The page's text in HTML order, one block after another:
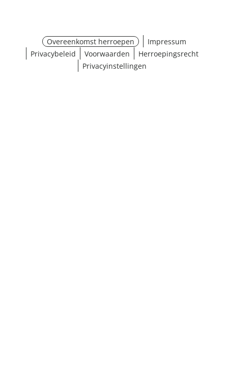
Overeenkomst herroepen
Impressum
Privacybeleid
Voorwaarden
Herroepingsrecht
Privacyinstellingen